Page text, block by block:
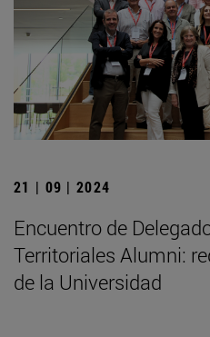
21 | 09 | 2024
Encuentro de
Territoriales Alumni:
de la Universidad